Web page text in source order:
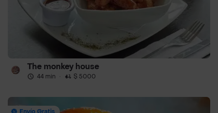
The monkey house
44 min · $ 5000